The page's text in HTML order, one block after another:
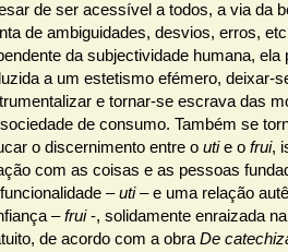
de ser acessível a todos, a via da
de ambiguidades, desvios, erros,
da subjectividade humana, ela
a um estetismo efémero, deixar-
e tornar-se escrava das
de consumo. Também se
o discernimento entre o utie o frui,
com as coisas e as pessoas
–uti– e uma relação
–frui-, solidamente enraizada
de acordo com a obraDe